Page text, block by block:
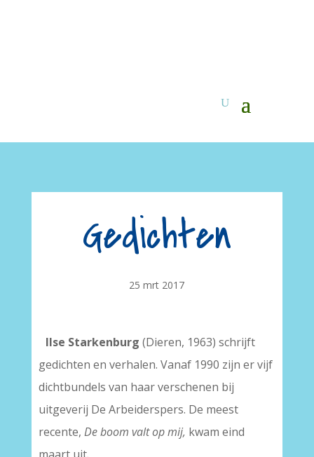
Gedichten
25 mrt 2017
Ilse Starkenburg (Dieren, 1963) schrijft
gedichten en verhalen. Vanaf 1990 zijn er vijf
dichtbundels van haar verschenen bij
uitgeverij De Arbeiderspers. De meest
recente, De boom valt op mij, kwam eind